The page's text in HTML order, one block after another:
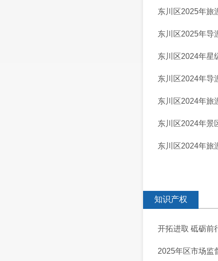
东川区2025年旅
东川区2025年导
东川区2024年星
东川区2024年导
东川区2024年旅
东川区2024年景
东川区2024年旅
知识产权
开拓进取 砥砺
2025年区市场监